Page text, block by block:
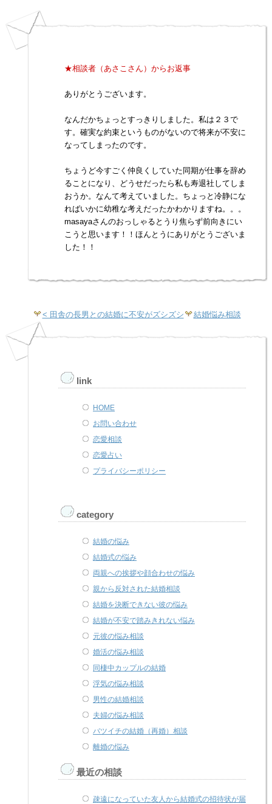
★相談者（あさこさん）からお返事
ありがとうございます。
なんだかちょっとすっきりしました。私は２３で
す。確実な約束というものがないので将来が不安に
なってしまったのです。
ちょうど今すごく仲良くしていた同期が仕事を辞め
ることになり、どうせだったら私も寿退社してしま
おうか。なんて考えていました。ちょっと冷静にな
ればいかに幼稚な考えだったかわかりますね。。。
masayaさんのおっしゃるとうり焦らず前向きにい
こうと思います！！ほんとうにありがとうございま
した！！
< 田舎の長男との結婚に不安がズシズシ 結婚悩み相談
link
HOME
お問い合わせ
恋愛相談
恋愛占い
プライバシーポリシー
category
結婚の悩み
結婚式の悩み
両親への挨拶や顔合わせの悩み
親から反対された結婚相談
結婚を決断できない彼の悩み
結婚が不安で踏みきれない悩み
元彼の悩み相談
婚活の悩み相談
同棲中カップルの結婚
浮気の悩み相談
男性の結婚相談
夫婦の悩み相談
バツイチの結婚（再婚）相談
離婚の悩み
最近の相談
疎遠になっていた友人から結婚式の招待状が届